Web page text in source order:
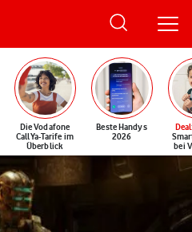
Die Vodafone
CallYa-Tarife im
Überblick
Beste Handys
2026
Deal
bei